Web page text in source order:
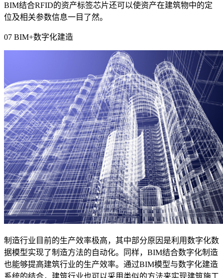
BIM结合RFID的资产标签芯片还可以使资产在建筑物中的定
位及相关参数信息一目了然。
07 BIM+数字化建造
制造行业目前的生产效率极高，其中部分原因是利用数字化数
据模型实现了制造方法的自动化。同样， BIM结合数字化制造
也能够提高建筑行业的生产效率。通过BIM模型与数字化建造
系统的结合，建筑行业也可以采用类似的方法来实现建筑施工